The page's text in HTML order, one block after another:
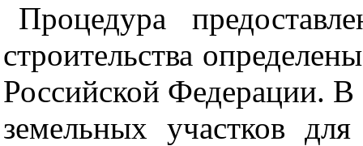
Процедура
строительства
Российской Федерации.
земельных участков для